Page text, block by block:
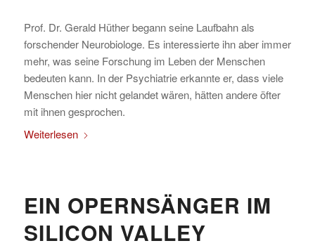
Prof. Dr. Gerald Hüther begann seine Laufbahn als
forschender Neurobiologe. Es interessierte ihn aber immer
mehr, was seine Forschung im Leben der Menschen
bedeuten kann. In der Psychiatrie erkannte er, dass viele
Menschen hier nicht gelandet wären, hätten andere öfter
mit ihnen gesprochen.
Weiterlesen
EIN OPERNSÄNGER IM
SILICON VALLEY